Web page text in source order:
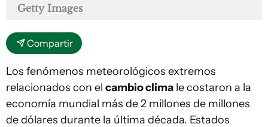
Getty Images
Compartir
Los fenómenos meteorológicos extremos
relacionados con el cambio clima le costaron a la
economía mundial más de 2 millones de millones
de dólares durante la última década. Estados